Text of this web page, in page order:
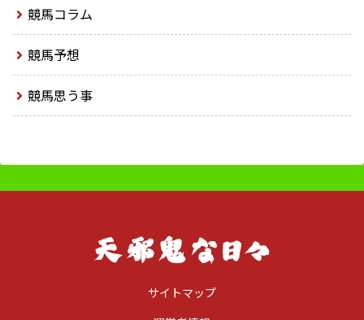
競馬コラム
競馬予想
競馬思う事
サイトマップ